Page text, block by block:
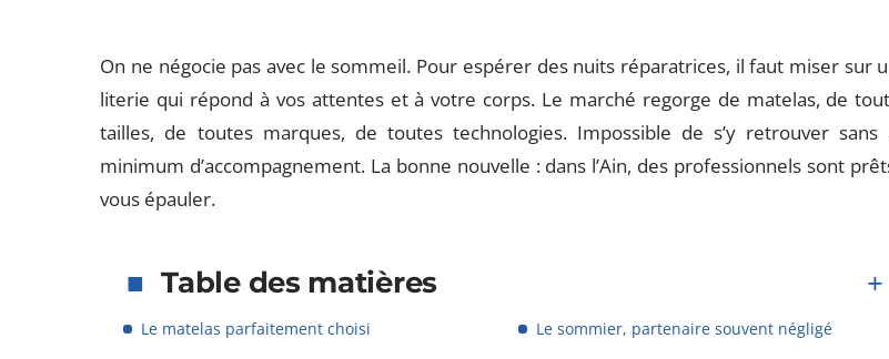
On ne négocie pas avec le sommeil. Pour espérer des nuits réparatrices, il faut miser sur
literie qui répond à vos attentes et à votre corps. Le marché regorge de matelas, de
tailles, de toutes marques, de toutes technologies. Impossible de s’y retrouver sans
minimum d’accompagnement. La bonne nouvelle : dans l’Ain, des professionnels sont
vous épauler.
Table des matières
Le matelas parfaitement choisi Le sommier, partenaire souvent négligé